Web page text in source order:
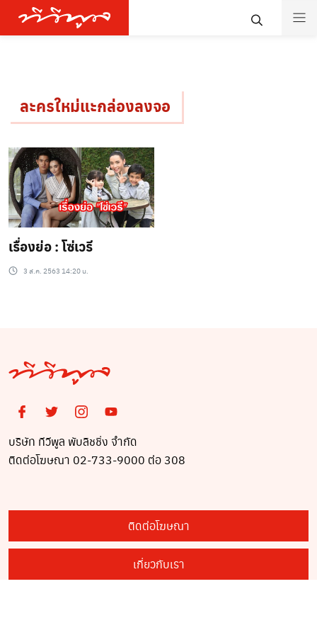
ละครใหม่แะกล่องลงจอ
เรื่องย่อ : โซ่เวรี
3 ส.ค. 2563 14:20 น.
บริษัท ทีวีพูล พับลิชชิ่ง จำกัด
ติดต่อโฆษณา 02-733-9000 ต่อ 308
ติดต่อโฆษณา
เกี่ยวกับเรา